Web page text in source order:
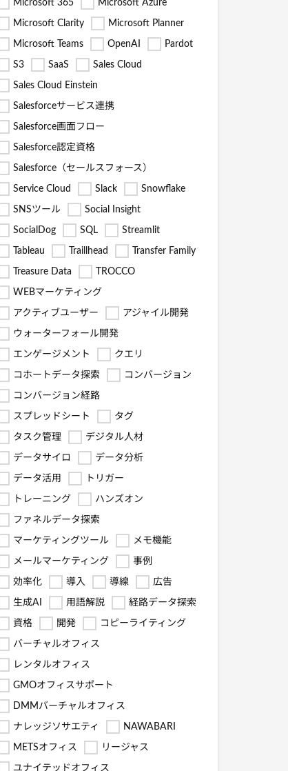
Microsoft 365 Microsoft Azure
Microsoft Clarity Microsoft Planner
Microsoft Teams OpenAI Pardot
S3 SaaS Sales Cloud
Sales Cloud Einstein
Salesforceサービス連携
Salesforce画面フロー
Salesforce認定資格
Salesforce（セールスフォース）
Service Cloud Slack Snowflake
SNSツール Social Insight
SocialDog SQL Streamlit
Tableau Traillhead Transfer Family
Treasure Data TROCCO
WEBマーケティング
アクティブユーザー アジャイル開発
ウォーターフォール開発
エンゲージメント クエリ
コホートデータ探索 コンバージョン
コンバージョン経路
スプレッドシート タグ
タスク管理 デジタル人材
データサイロ データ分析
データ活用 トリガー
トレーニング ハンズオン
ファネルデータ探索
マーケティングツール メモ機能
メールマーケティング 事例
効率化 導入 導線 広告
生成AI 用語解説 経路データ探索
資格 開発 コピーライティング
バーチャルオフィス
レンタルオフィス
GMOオフィスサポート
DMMバーチャルオフィス
ナレッジソサエティ NAWABARI
METSオフィス リージャス
ユナイテッドオフィス